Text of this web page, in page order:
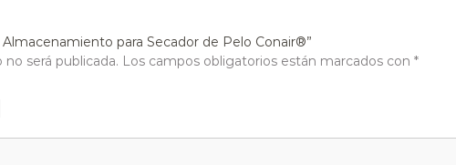
para Secador de Pelo Conair®”
será publicada. Los campos obligatorios están marcados con *